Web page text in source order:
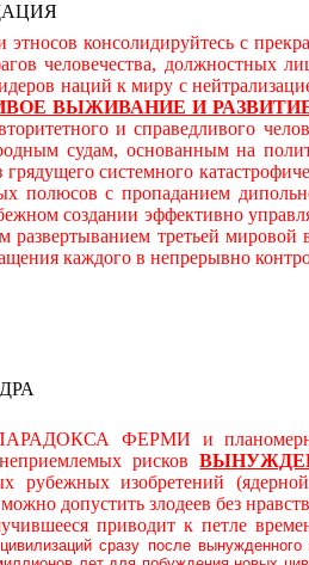
консолидируйтесь с
человечества,
наций к миру с
ВЫЖИВАНИЕ И
и справедливого
судам, основанным на
системного
полюсов с пропаданием
создании эффективно
развертыванием третьей
каждого в непрерывно
ФЕРМИ и
неприемлемых рисков
рубежных изобретений
допустить злодеев без
приводит к петле
цивилизаций сразу после